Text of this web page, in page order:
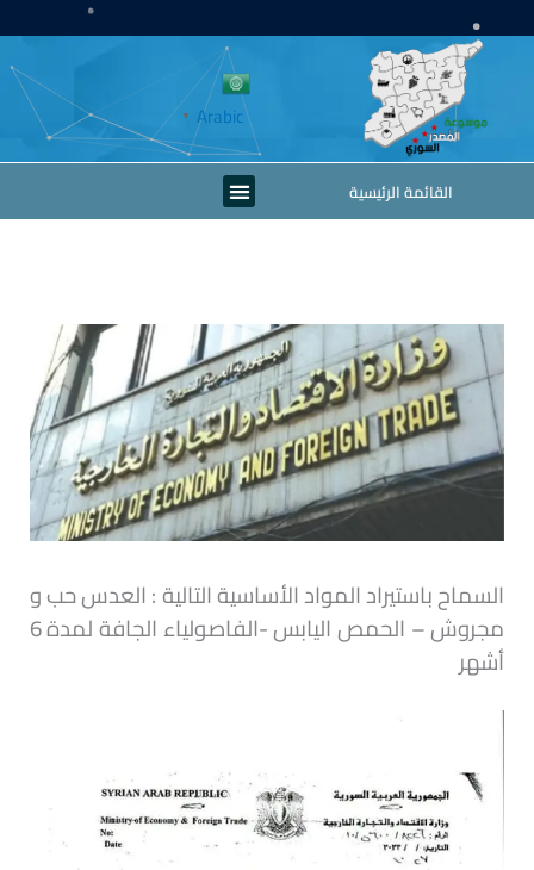
إلى
Arabic
▼
القائمة الرئيسية Menu
السماح باستيراد المواد الأساسية التالية : العدس حب و
مجروش – الحمص اليابس -الفاصولياء الجافة لمدة 6
أشهر